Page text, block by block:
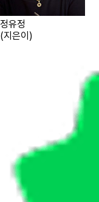
정유정
(지은이 )